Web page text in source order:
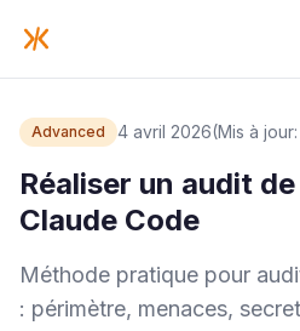
Advanced 4 avril 2026(Mis à
Réaliser un audit
Claude Code
Méthode pratique pour
: périmètre, menaces,